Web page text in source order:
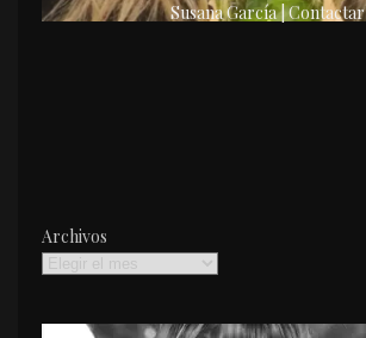
Susana García | Contactar
Archivos